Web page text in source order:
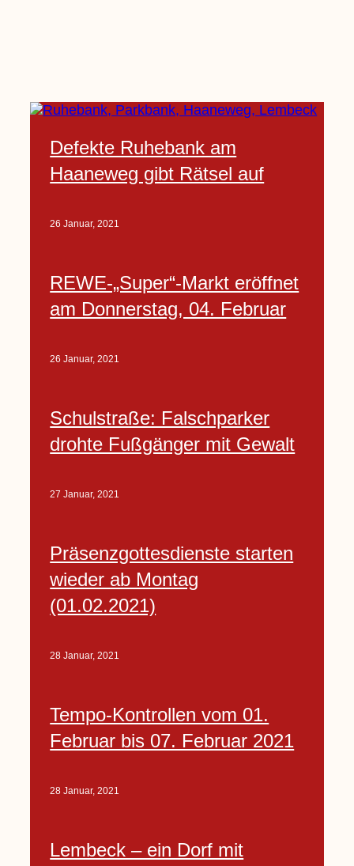
Defekte Ruhebank am
Haaneweg gibt Rätsel auf
26 Januar, 2021
REWE-„Super“-Markt eröffnet
am Donnerstag, 04. Februar
26 Januar, 2021
Schulstraße: Falschparker
drohte Fußgänger mit Gewalt
27 Januar, 2021
Präsenzgottesdienste starten
wieder ab Montag
(01.02.2021)
28 Januar, 2021
Tempo-Kontrollen vom 01.
Februar bis 07. Februar 2021
28 Januar, 2021
Lembeck – ein Dorf mit